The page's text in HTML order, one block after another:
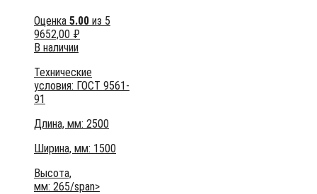
Оценка 5.00 из 5
9652,00 ₽
В наличии
Технические
условия: ГОСТ 9561-
91
Длина, мм: 2500
Ширина, мм: 1500
Высота,
мм: 265/span>